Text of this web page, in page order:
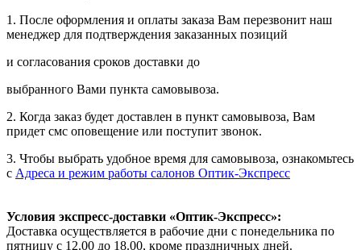
1. После оформления и оплаты заказа Вам перезвонит наш
менеджер для подтверждения заказанных позиций
и согласования сроков доставки до
выбранного Вами пункта самовывоза.
2. Когда заказ будет доставлен в пункт самовывоза, Вам
придет смс оповещение или поступит звонок.
3. Чтобы выбрать удобное время для самовывоза, ознакомьтесь
с Адреса и режим работы салонов Оптик-Экспресс
Условия экспресс-доставки «Оптик-Экспресс»:
Доставка осуществляется в рабочие дни с понедельника по
пятницу с 12.00 до 18.00, кроме праздничных дней.